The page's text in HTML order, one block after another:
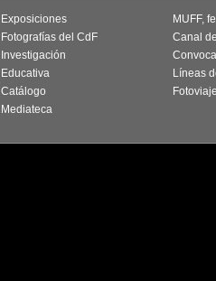
Exposiciones
Fotografías del CdF
Investigación
Educativa
Catálogo
Mediateca
MUFF,
Canal
Líneas